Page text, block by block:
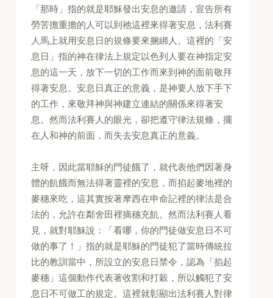
「那時」指的就是耶穌發出安息的邀請，宣告所有
勞苦擔重擔的人可以到祂這裡來得著安息，法利賽
人馬上就用安息日的規條要來捆綁人。這裡的「安
息日」指的神在律法上規定以色列人要在神指定安
息的這一天，放下一切的工作而來到神的面前敬拜
得著安息。安息日真正的意義，是神要人放下手下
的工作，來敬拜神與神建立連結的關係來得著安
息。然而法利賽人的眼光，卻把遵守律法規條，擺
在人和神的前面，而失去安息真正的意義。
主呀，因此當耶穌的門徒餓了，就代表他們因著身
體的飢餓而無法得著靈裡的安息，而掐起麥地裡的
麥穗來吃，這其實按著摩西在申命記裡的律法是合
法的，允許在鄰舍田裡摘穗充飢。然而法利賽人看
見，就對耶穌說：「看哪，你的門徒做安息日不可
做的事了！」指的就是耶穌的門徒犯了當時傳統拉
比的教訓當中，所設立的安息日禁令，認為「掐起
麥穗」這個動作代表著收割和打穀，所以觸犯了安
息日不可做工的規定。這裡就彰顯出法利賽人對律